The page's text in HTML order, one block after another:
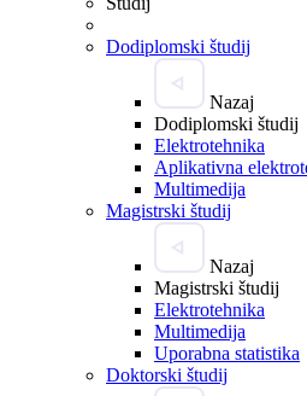
Dodiplomski študij
Nazaj
Dodiplomski študij
Elektrotehnika
Aplikativna
Multimedija
Magistrski študij
Nazaj
Magistrski študij
Elektrotehnika
Multimedija
Uporabna statistika
Doktorski študij